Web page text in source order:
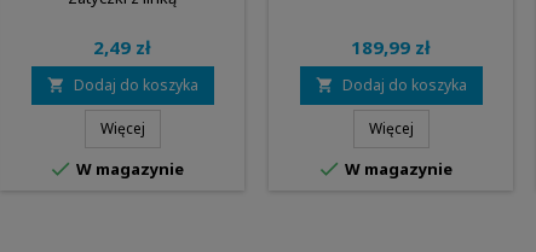
2,49 zł
 Dodaj do koszyka
Więcej
 W magazynie
189,99 zł
 Dodaj do koszyka
Więcej
 W magazynie